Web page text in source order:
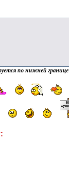
по нижней границе